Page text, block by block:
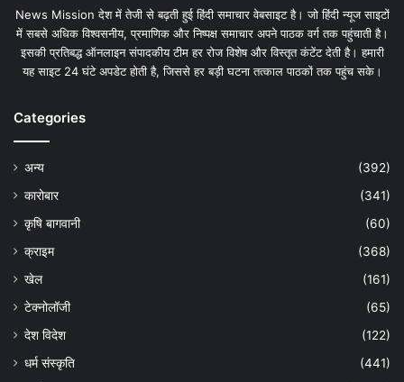
News Mission देश में तेजी से बढ़ती हुई हिंदी समाचार वेबसाइट है। जो हिंदी न्यूज साइटों
में सबसे अधिक विश्वसनीय, प्रमाणिक और निष्पक्ष समाचार अपने पाठक वर्ग तक पहुंचाती है।
इसकी प्रतिबद्ध ऑनलाइन संपादकीय टीम हर रोज विशेष और विस्तृत कंटेंट देती है। हमारी
यह साइट 24 घंटे अपडेट होती है, जिससे हर बड़ी घटना तत्काल पाठकों तक पहुंच सके।
Categories
अन्य
(392)
कारोबार
(341)
कृषि बागवानी
(60)
क्राइम
(368)
खेल
(161)
टेक्नोलॉजी
(65)
देश विदेश
(122)
धर्म संस्कृति
(441)